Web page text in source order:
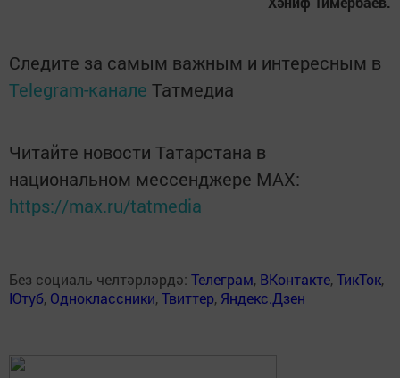
Следите за самым важным и интересным в
Telegram-канале Татмедиа
Читайте новости Татарстана в
национальном мессенджере MАХ:
https://max.ru/tatmedia
Без социаль челтәрләрдә: Телеграм, ВКонтакте,ТикТок,
Ютуб, Одноклассники,Твиттер, Яндекс.Дзен